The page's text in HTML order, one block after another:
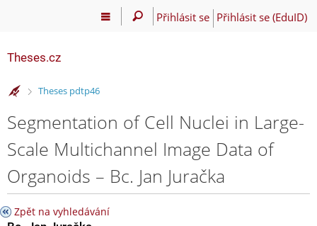
Přihlásit se Přihlásit se (EduID)
Theses.cz
>
Theses pdtp46
Segmentation of Cell Nuclei in Large-
Scale Multichannel Image Data of
Organoids – Bc. Jan Juračka
Zpět na vyhledávání